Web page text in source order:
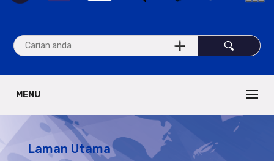
MENU
Laman Utama